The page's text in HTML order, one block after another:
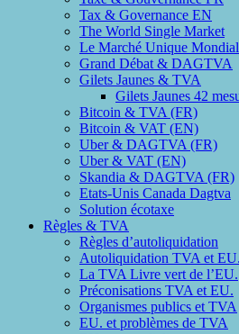
Tax & Governance EN
The World Single Market
Le Marché Unique Mondial
Grand Débat & DAGTVA
Gilets Jaunes & TVA
Gilets Jaunes 42
Bitcoin & TVA (FR)
Bitcoin & VAT (EN)
Uber & DAGTVA (FR)
Uber & VAT (EN)
Skandia & DAGTVA (FR)
Etats-Unis Canada Dagtva
Solution écotaxe
Règles & TVA
Règles d’autoliquidation
Autoliquidation TVA et EU.
La TVA Livre vert de l’EU.
Préconisations TVA et EU.
Organismes publics et TVA
EU. et problèmes de TVA